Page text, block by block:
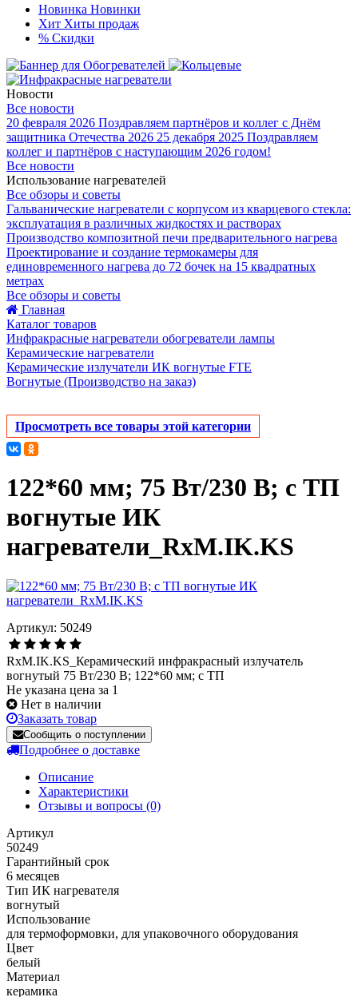
Новинка Новинки
Хит Хиты продаж
% Скидки
Новости
Все новости
20 февраля 2026 Поздравляем партнёров и коллег с Днём
защитника Отечества 2026 25 декабря 2025 Поздравляем
коллег и партнёров с наступающим 2026 годом!
Все новости
Использование нагревателей
Все обзоры и советы
Гальванические нагреватели с корпусом из кварцевого стекла:
эксплуатация в различных жидкостях и растворах
Производство композитной печи предварительного нагрева
Проектирование и создание термокамеры для
единовременного нагрева до 72 бочек на 15 квадратных
метрах
Все обзоры и советы
Главная
Каталог товаров
Инфракрасные нагреватели обогреватели лампы
Керамические нагреватели
Керамические излучатели ИК вогнутые FTE
Вогнутые (Производство на заказ)
Просмотреть все товары этой категории
122*60 мм; 75 Вт/230 В; с ТП
вогнутые ИК
нагреватели_RxM.IK.KS
Артикул: 50249
RxM.IK.KS_Керамический инфракрасный излучатель
вогнутый 75 Вт/230 В; 122*60 мм; с ТП
Не указана цена за 1
Нет в наличии
Заказать товар
Сообщить о поступлении
Подробнее о доставке
Описание
Характеристики
Отзывы и вопросы (0)
Артикул
50249
Гарантийный срок
6 месяцев
Тип ИК нагревателя
вогнутый
Использование
для термоформовки, для упаковочного оборудования
Цвет
белый
Материал
керамика